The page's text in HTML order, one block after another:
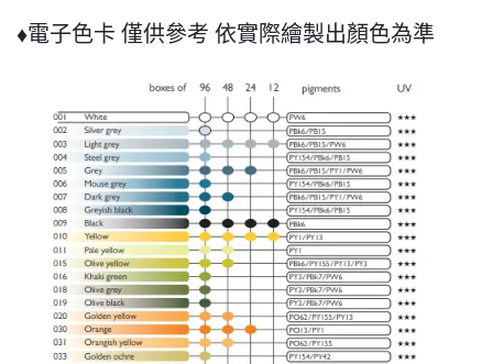
♦電子色卡 僅供參考 依實際繪製出顏色為準